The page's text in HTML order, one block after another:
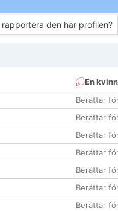
rapportera den här profilen?
En
Berättar
Berättar
Berättar
Berättar
Berättar
Berättar
Berättar